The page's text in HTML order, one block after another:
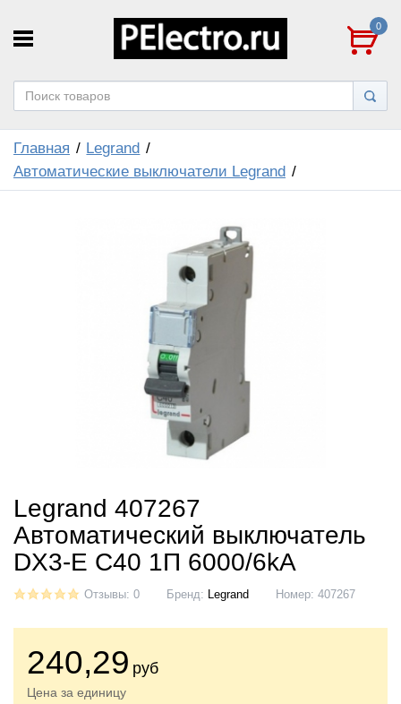
0
Главная
Legrand
Автоматические выключатели Legrand
Legrand 407267
Автоматический выключатель
DX3-E C40 1П 6000/6kA
Отзывы: 0 Бренд: Legrand Номер: 407267
240,29 руб
Цена за единицу